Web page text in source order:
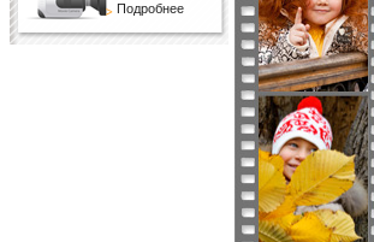
Подробнее